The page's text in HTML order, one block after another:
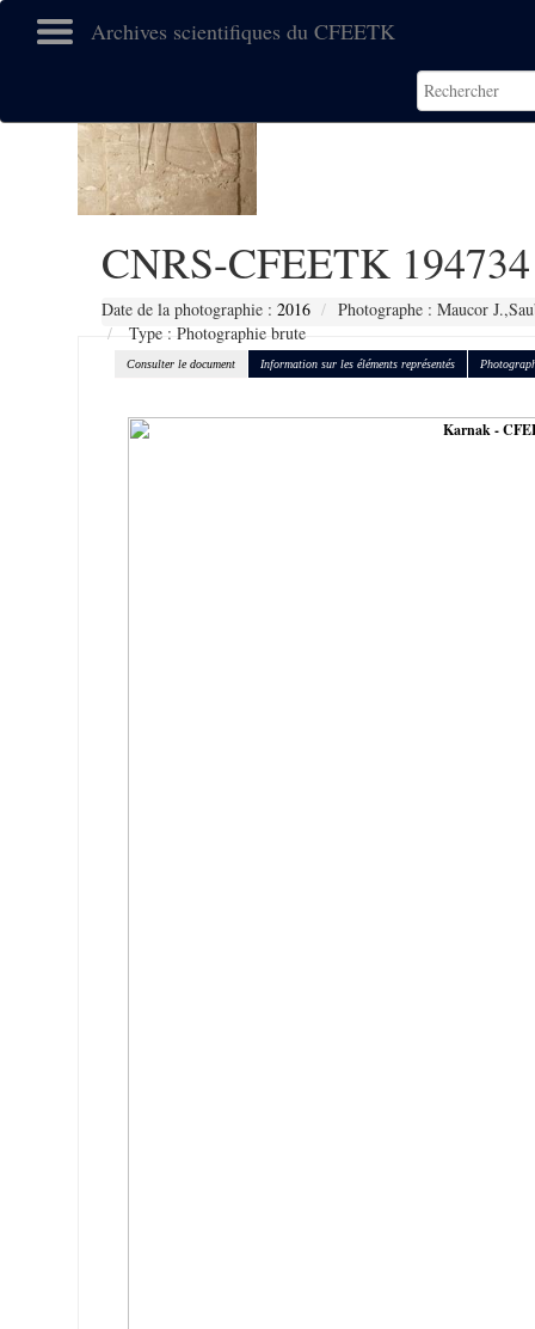
Archives scientifiques du CFEETK
CNRS-CFEETK 194734
Date de la photographie : 2016
Photographe : Maucor
Type : Photographie brute
Consulter le document Information sur les éléments représentés